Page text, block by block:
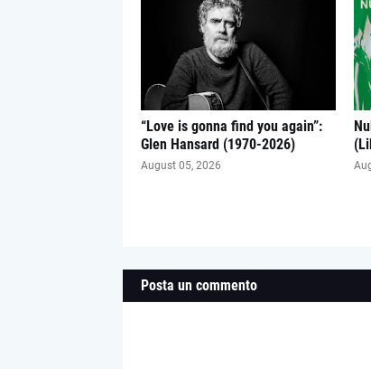
“Love is gonna find you again”:
Glen Hansard (1970-2026)
August 05, 2026
Posta un commento